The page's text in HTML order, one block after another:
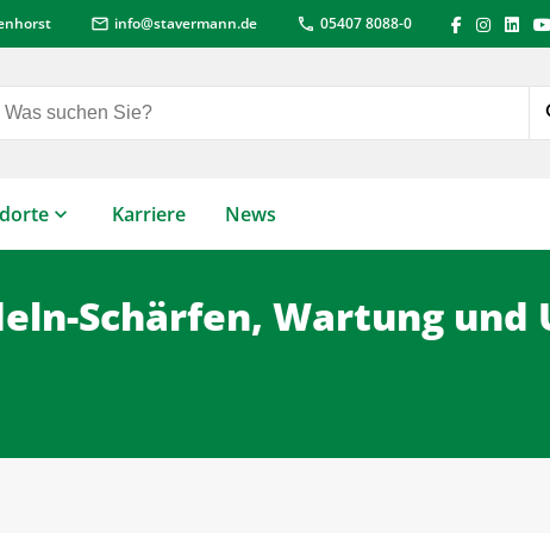
mail info@stavermann.de call 05407 8088-0
Karriere News
Schärfen, Wartung und